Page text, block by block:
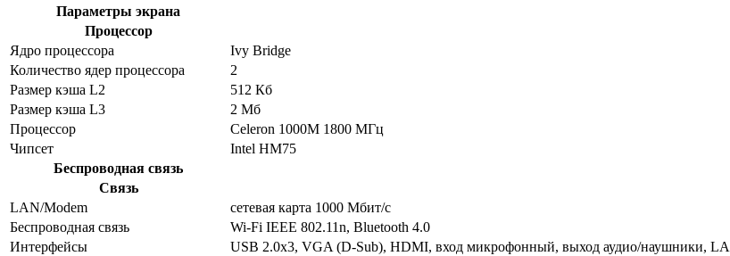
Параметры экрана
Процессор
Ядро процессора
Ivy Bridge
Количество ядер процессора
2
Размер кэша L2
512 Кб
Размер кэша L3
2 Мб
Процессор
Celeron 1000M 1800 МГц
Чипсет
Intel HM75
Беспроводная связь
Связь
LAN/Modem
сетевая карта 1000 Мбит/c
Беспроводная связь
Wi-Fi IEEE 802.11n, Bluetooth 4.0
Интерфейсы
USB 2.0x3, VGA (D-Sub), HDMI, вход микрофонный, выход аудио/наушники,